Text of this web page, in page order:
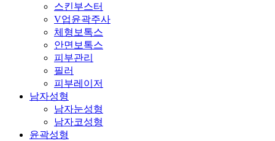
스킨부스터
V업윤곽주사
체형보톡스
안면보톡스
피부관리
필러
피부레이저
남자성형
남자눈성형
남자코성형
윤곽성형